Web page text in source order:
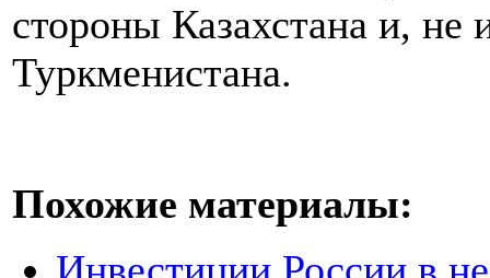
стороны Казахстана и, не
Туркменистана.
Похожие материалы: